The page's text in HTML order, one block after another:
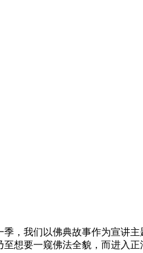
我们以佛典故事作为宣讲
想要一窥佛法全貌，而进入